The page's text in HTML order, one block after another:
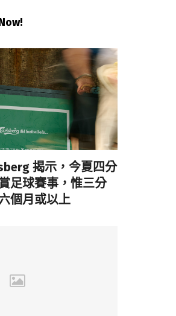
揭示，今夏四分
足球賽事，惟三分
個月或以上